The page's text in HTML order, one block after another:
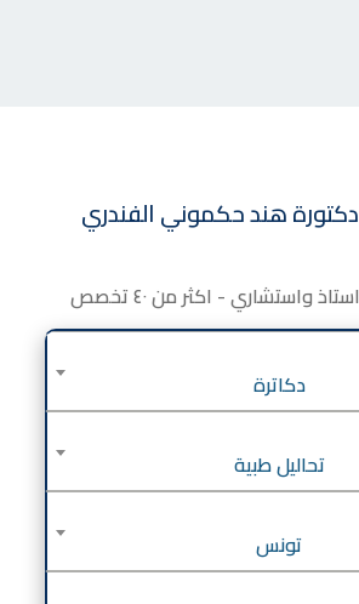
دكتورةهند حكموني الفندري
دكاترة
تحاليل طبية
تونس